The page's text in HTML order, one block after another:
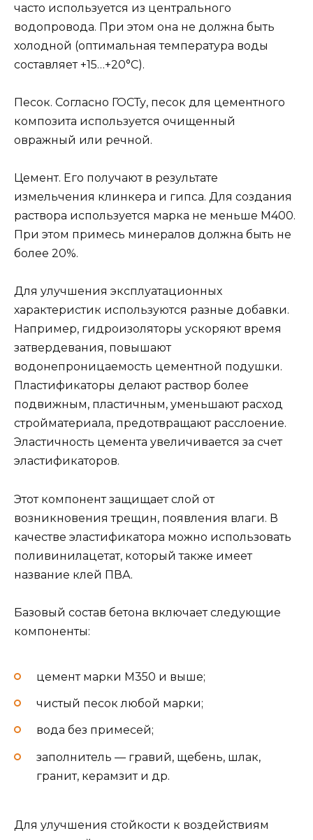
часто используется из центрального
водопровода. При этом она не должна быть
холодной (оптимальная температура воды
составляет +15…+20°C).
Песок. Согласно ГОСТу, песок для цементного
композита используется очищенный
овражный или речной.
Цемент. Его получают в результате
измельчения клинкера и гипса. Для создания
раствора используется марка не меньше М400.
При этом примесь минералов должна быть не
более 20%.
Для улучшения эксплуатационных
характеристик используются разные добавки.
Например, гидроизоляторы ускоряют время
затвердевания, повышают
водонепроницаемость цементной подушки.
Пластификаторы делают раствор более
подвижным, пластичным, уменьшают расход
стройматериала, предотвращают расслоение.
Эластичность цемента увеличивается за счет
эластификаторов.
Этот компонент защищает слой от
возникновения трещин, появления влаги. В
качестве эластификатора можно использовать
поливинилацетат, который также имеет
название клей ПВА.
Базовый состав бетона включает следующие
компоненты:
цемент марки М350 и выше;
чистый песок любой марки;
вода без примесей;
заполнитель — гравий, щебень, шлак,
гранит, керамзит и др.
Для улучшения стойкости к воздействиям